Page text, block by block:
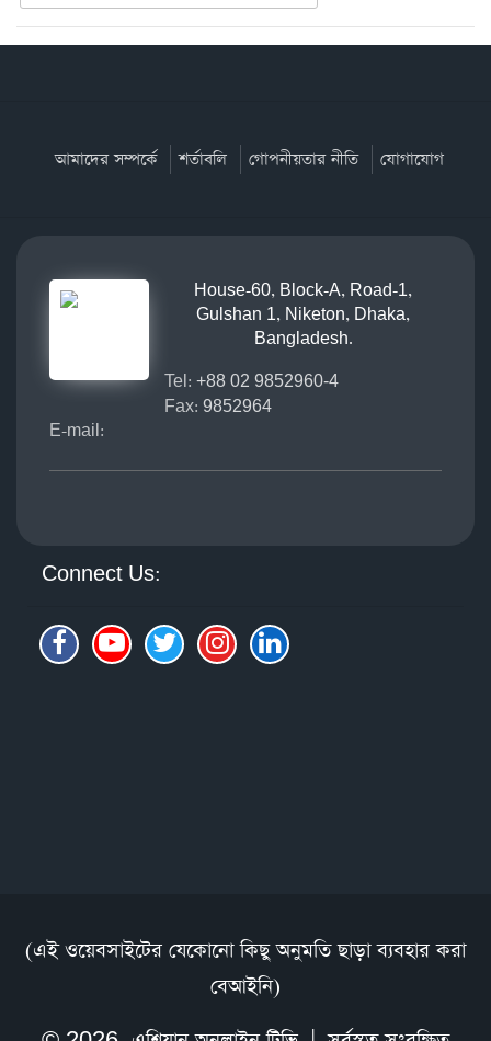
আমাদের সম্পর্কে শর্তাবলি গোপনীয়তার নীতি যোগাযোগ
House-60, Block-A, Road-1,
Gulshan 1, Niketon, Dhaka,
Bangladesh.
Tel: +88 02 9852960-4
Fax: 9852964
E-mail:
Connect Us:
(এই ওয়েবসাইটের যেকোনো কিছু অনুমতি ছাড়া ব্যবহার করা
বেআইনি)